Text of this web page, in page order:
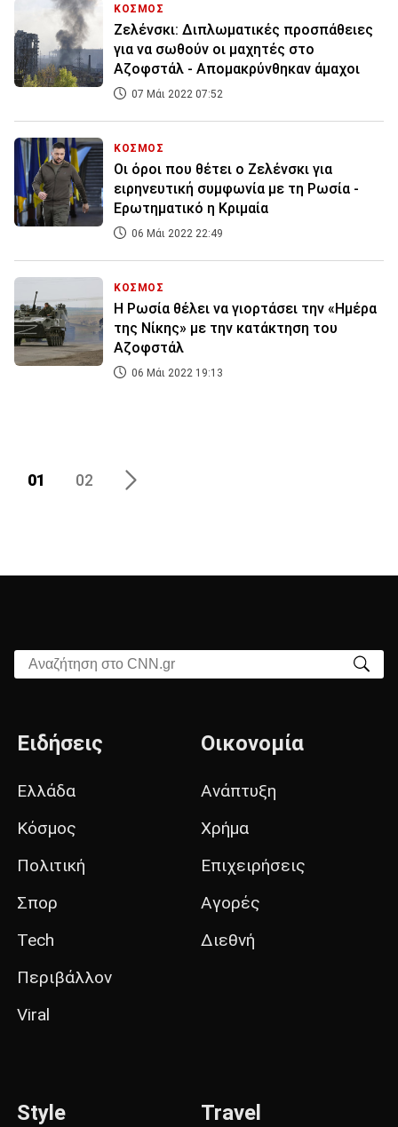
ΚΟΣΜΟΣ
Ζελένσκι: Διπλωματικές προσπάθειες
για να σωθούν οι μαχητές στο
Αζοφστάλ - Απομακρύνθηκαν άμαχοι
07 Μάι 2022 07:52
ΚΟΣΜΟΣ
Οι όροι που θέτει ο Ζελένσκι για
ειρηνευτική συμφωνία με τη Ρωσία -
Ερωτηματικό η Κριμαία
06 Μάι 2022 22:49
ΚΟΣΜΟΣ
Η Ρωσία θέλει να γιορτάσει την «Ημέρα
της Νίκης» με την κατάκτηση του
Αζοφστάλ
06 Μάι 2022 19:13
01 02
Αναζήτηση στο CNN.gr
Ειδήσεις
Ελλάδα
Κόσμος
Πολιτική
Σπορ
Tech
Περιβάλλον
Viral
Οικονομία
Ανάπτυξη
Χρήμα
Επιχειρήσεις
Αγορές
Διεθνή
Style Travel